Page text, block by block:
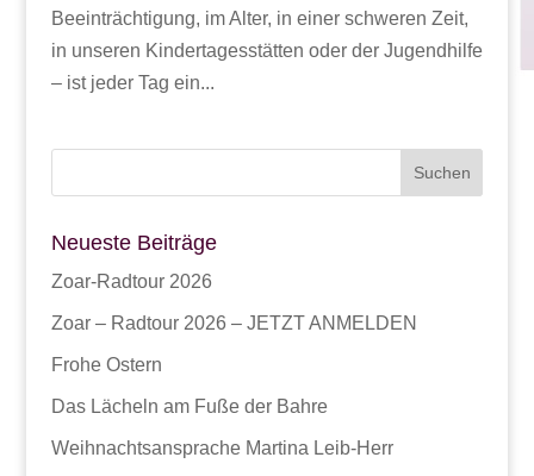
Beeinträchtigung, im Alter, in einer schweren Zeit,
in unseren Kindertagesstätten oder der Jugendhilfe
– ist jeder Tag ein...
Neueste Beiträge
Zoar-Radtour 2026
Zoar – Radtour 2026 – JETZT ANMELDEN
Frohe Ostern
Das Lächeln am Fuße der Bahre
Weihnachtsansprache Martina Leib-Herr